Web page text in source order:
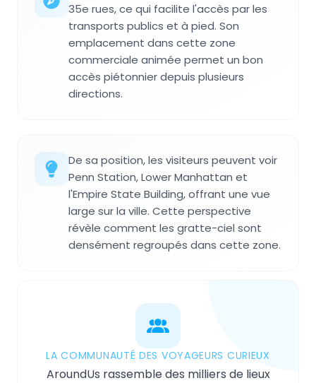
35e rues, ce qui facilite l'accès par les
transports publics et à pied. Son
emplacement dans cette zone
commerciale animée permet un bon
accès piétonnier depuis plusieurs
directions.
De sa position, les visiteurs peuvent voir
Penn Station, Lower Manhattan et
l'Empire State Building, offrant une vue
large sur la ville. Cette perspective
révèle comment les gratte-ciel sont
densément regroupés dans cette zone.
LA COMMUNAUTÉ DES VOYAGEURS CURIEUX
AroundUs rassemble des milliers de lieux